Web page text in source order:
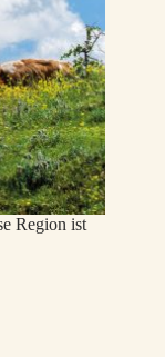
Region ist